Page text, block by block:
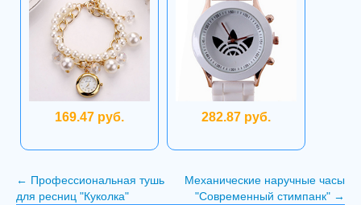
169.47 руб. 282.87 руб.
← Профессиональная тушь
для ресниц "Куколка"
Механические наручные часы
"Современный стимпанк" →